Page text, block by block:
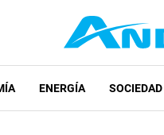
ENERGÍA SOCIEDAD